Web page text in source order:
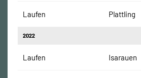
Laufen Plattling
2022
Laufen Isarauen